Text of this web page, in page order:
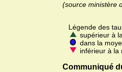
(source ministère
Légende des
supérieur à
dans la
inférieur à la
Communiqué